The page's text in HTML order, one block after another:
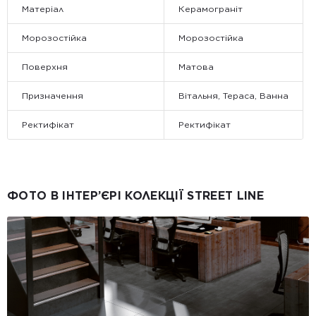
Матеріал Керамограніт
Морозостійка Морозостійка
Поверхня Матова
Призначення Вітальня, Тераса, Ванна
Ректифікат Ректифікат
ФОТО В ІНТЕР’ЄРІ КОЛЕКЦІЇ STREET LINE